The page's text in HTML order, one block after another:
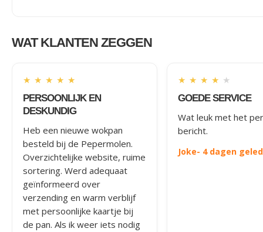
WAT KLANTEN ZEGGEN
★ ★ ★ ★ ★
PERSOONLIJK EN
DESKUNDIG
Heb een nieuwe wokpan
besteld bij de Pepermolen.
Overzichtelijke website, ruime
sortering. Werd adequaat
geïnformeerd over
verzending en warm verblijf
met persoonlijke kaartje bij
de pan. Als ik weer iets nodig
★ ★ ★ ★ ★
GOEDE SERVICE
Wat leuk met het
bericht.
Joke- 4 dagen